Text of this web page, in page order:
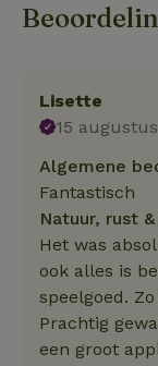
Lisette
15
Algemene
Fantastisch
Natuur, rust
Het was
ook alles is
speelgoed.
Prachtig
een groot